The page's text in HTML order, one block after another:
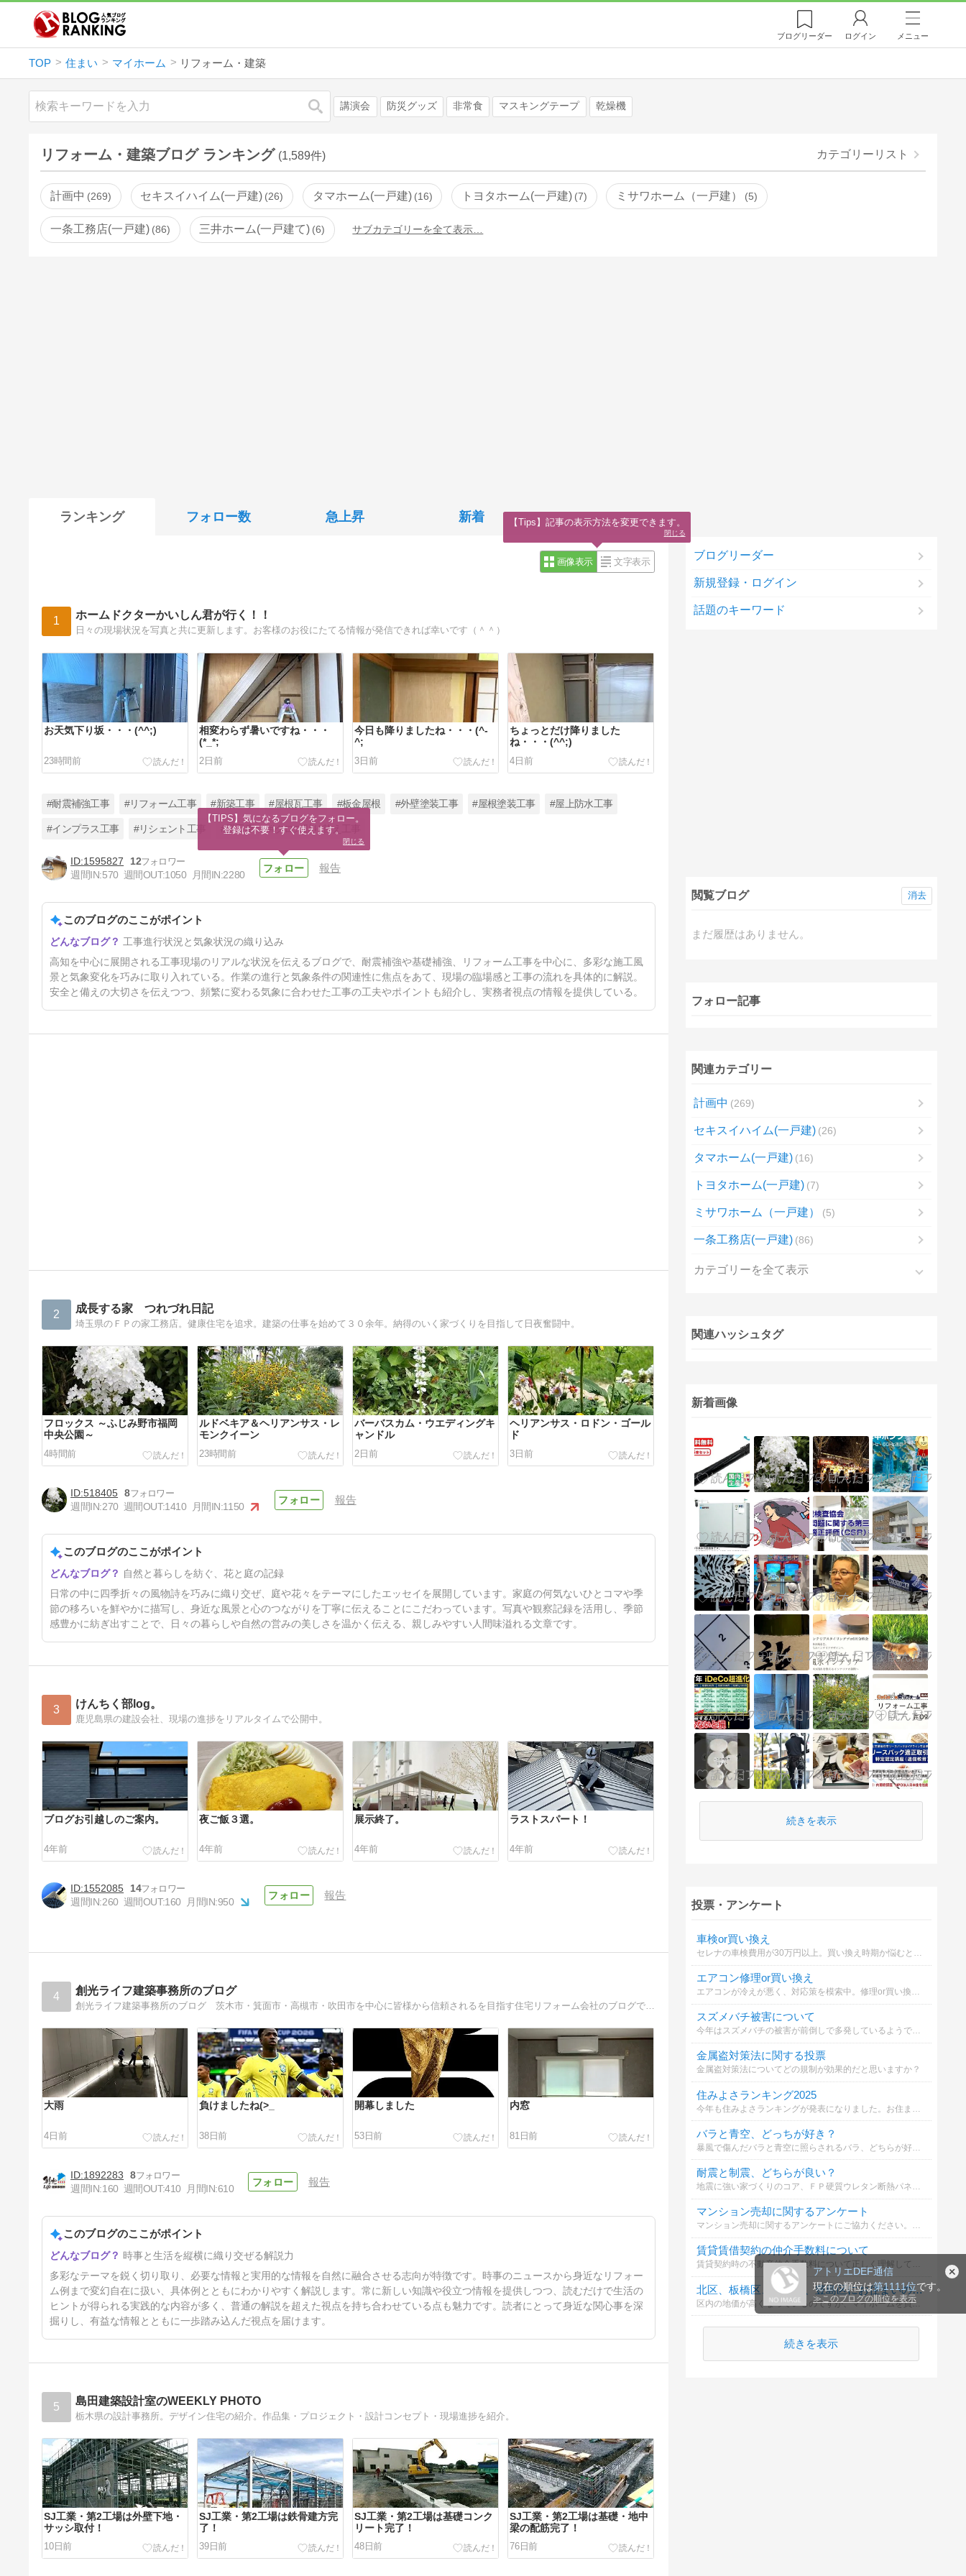
アトリエDEF通信
現在の順位は第1111位です。
≫ このブログの順位を表示
ブログリーダー ログイン メニュー
TOP 住まい マイホーム リフォーム・建築
検索 講演会 防災グッズ 非常食 マスキングテープ 乾燥機
リフォーム・建築ブログ ランキング (1,589件) カテゴリーリスト
計画中 269 セキスイハイム(一戸建) 26 タマホーム(一戸建) 16 トヨタホーム(一戸建) 7 ミサワホーム（一戸建） 5
一条工務店(一戸建) 86 三井ホーム(一戸建て) 6 サブカテゴリーを全て表示…
ランキング フォロー数 急上昇 新着
画像表示 文字表示
1 ホームドクターかいしん君が行く！！
日々の現場状況を写真と共に更新します。お客様のお役にたてる情報が発信できれば幸いです（＾＾）
お天気下り坂・・・(^^;)
23時間前
相変わらず暑いですね・・・
(*_*;
2日前
今日も降りましたね・・・(^-
^;
3日前
ちょっとだけ降りました
ね・・・(^^;)
4日前
久し振りの曇り空・・・!(^^)!
#耐震補強工事 #リフォーム工事 #新築工事 #屋根瓦工事 #板金屋根 #外壁塗装工事 #屋根塗装工事 #屋上防水工事
#インプラス工事 #リシェント工事 #畳工事 #クロス貼り替え工事
1595827
12
週間IN:570 週間OUT:1050 月間IN:2280
報告
このブログのここがポイント
工事進行状況と気象状況の織り込み
高知を中心に展開される工事現場のリアルな状況を伝えるブログで、耐震補強や基礎補強、リフォーム工事を中心に、多彩な施工風
景と気象変化を巧みに取り入れている。作業の進行と気象条件の関連性に焦点をあて、現場の臨場感と工事の流れを具体的に解説。
安全と備えの大切さを伝えつつ、頻繁に変わる気象に合わせた工事の工夫やポイントも紹介し、実務者視点の情報を提供している。
2 成長する家 つれづれ日記
埼玉県のＦＰの家工務店。健康住宅を追求。建築の仕事を始めて３０余年。納得のいく家づくりを目指して日夜奮闘中。
フロックス ～ふじみ野市福岡
中央公園～
4時間前
ルドベキア＆ヘリアンサス・レ
モンクイーン
23時間前
バーバスカム・ウエディングキ
ャンドル
2日前
ヘリアンサス・ロドン・ゴール
ド
3日前
カノコユリ ～福岡中央公園～
4日前
518405 8
週間IN:270 週間OUT:1410 月間IN:1150
報告
このブログのここがポイント
自然と暮らしを紡ぐ、花と庭の記録
日常の中に四季折々の風物詩を巧みに織り交ぜ、庭や花々をテーマにしたエッセイを展開しています。家庭の何気ないひとコマや季
節の移ろいを鮮やかに描写し、身近な風景と心のつながりを丁寧に伝えることにこだわっています。写真や観察記録を活用し、季節
感豊かに紡ぎ出すことで、日々の暮らしや自然の営みの美しさを温かく伝える、親しみやすい人間味溢れる文章です。
3 けんちく部log。
鹿児島県の建設会社、現場の進捗をリアルタイムで公開中。
ブログお引越しのご案内。
4年前
夜ご飯３選。
4年前
展示終了。
4年前
ラストスパート！
4年前
1552085
14
週間IN:260 週間OUT:160 月間IN:950
報告
4 創光ライフ建築事務所のブログ
大雨
4日前
負けましたね(>_
38日前
開幕しました
53日前
内窓
81日前
GW～
4ヶ月前
1892283
8
週間IN:160 週間OUT:410 月間IN:610
報告
このブログのここがポイント
時事と生活を縦横に織り交ぜる解説力
多彩なテーマを鋭く切り取り、必要な情報と実用的な情報を自然に融合させる志向が特徴です。時事のニュースから身近なリフォー
ム例まで変幻自在に扱い、具体例とともにわかりやすく解説します。常に新しい知識や役立つ情報を提供しつつ、読むだけで生活の
ヒントが得られる実践的な内容が多く、普通の解説を超えた視点を持ち合わせている点も魅力です。読者にとって身近な関心事を深
掘りし、有益な情報とともに一歩踏み込んだ視点を届けます。
5 島田建築設計室のWEEKLY PHOTO
栃木県の設計事務所。デザイン住宅の紹介。作品集・プロジェクト・設計コンセプト・現場進捗を紹介。
SJ工業・第2工場は外壁下地・
サッシ取付！
10日前
SJ工業・第2工場は鉄骨建方完
了！
39日前
SJ工業・第2工場は基礎コンク
リート完了！
48日前
SJ工業・第2工場は基礎・地中
梁の配筋完了！
76日前
ブログリーダー
新規登録・ログイン
話題のキーワード
閲覧ブログ
まだ履歴はありません。
消去
フォロー記事
関連カテゴリー
計画中 269
セキスイハイム(一戸建) 26
タマホーム(一戸建) 16
トヨタホーム(一戸建) 7
ミサワホーム（一戸建） 5
一条工務店(一戸建) 86
カテゴリーを全て表示
関連ハッシュタグ
新着画像
続きを表示
投票・アンケート
車検or買い換え
セレナの車検費用が30万円以上。買い換え時期か悩むとき。
エアコン修理or買い換え
エアコンが冷えが悪く、対応策を模索中。修理or買い換えかで悩んでいます。どちらが妥当でしょうか？
スズメバチ被害について
今年はスズメバチの被害が前倒しで多発しているようです。あなたはどの対策を取りますか？
金属盗対策法に関する投票
金属盗対策法についてどの規制が効果的だと思いますか？
住みよさランキング2025
バラと青空、どっちが好き？
暴風で傷んだバラと青空に照らされるバラ、どちらが好みですか？
耐震と制震、どちらが良い？
地震に強い家づくりのコア、ＦＰ硬質ウレタン断熱パネルの効果について。耐震と制震について、どちらが良いか選択してください。
マンション売却に関するアンケート
マンション売却に関するアンケートにご協力ください。あなたの意見が他の方の参考になります。
賃貸賃借契約の仲介手数料について
賃貸契約時の不動産仲介手数料について正しく理解していますか？誰が支払うべきで、どのように計算されるのかを確認しましょう。
北区、板橋区、練馬区、豊島区にお住まいの方は、マイホームは何がいいですか？
区内の地価が高くなっているのですが、マイホームを買うなら、東京23区内でマンション？それとも埼玉県などの郊外に一戸建てがいいですか？
続きを表示
【TIPS】気になるブログをフォロー。
登録は不要！すぐ使えます。
閉じる
【Tips】記事の表示方法を変更できます。
閉じる